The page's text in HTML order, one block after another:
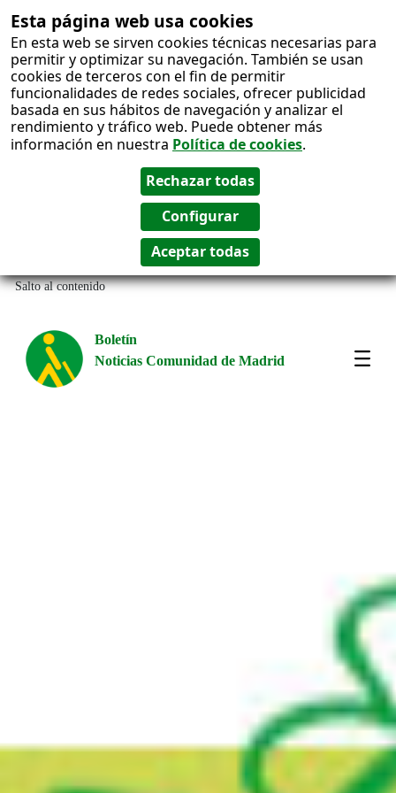
Esta página web usa cookies
En esta web se sirven cookies técnicas necesarias para
permitir y optimizar su navegación. También se usan
cookies de terceros con el fin de permitir
funcionalidades de redes sociales, ofrecer publicidad
basada en sus hábitos de navegación y analizar el
rendimiento y tráfico web. Puede obtener más
información en nuestra Política de cookies.
Salto al contenido
Boletín
Noticias Comunidad de Madrid